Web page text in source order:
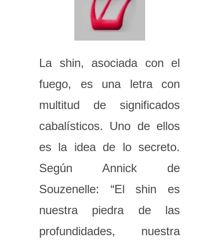
La shin, asociada con el
fuego, es una letra con
multitud de significados
cabalísticos. Uno de ellos
es la idea de lo secreto.
Según Annick de
Souzenelle: “El shin es
nuestra piedra de las
profundidades, nuestra